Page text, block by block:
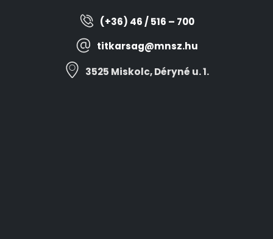
(+36) 46 / 516 – 700
titkarsag@mnsz.hu
3525 Miskolc, Déryné u. 1.